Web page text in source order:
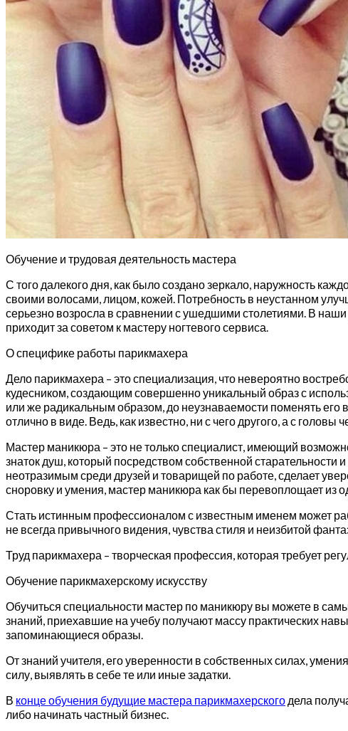
Обучение и трудовая деятельность мастера
С того далекого дня, как было создано зеркало, наружность
своими волосами, лицом, кожей. Потребность в неустанном
серьезно возросла в сравнении с ушедшими столетиями. В
приходит за советом к мастеру ногтевого сервиса.
О специфике работы парикмахера
Дело парикмахера – это специализация, что невероятно
кудесником, создающим совершенно уникальный образ с
или же радикальным образом, до неузнаваемости поменять
отлично в виде. Ведь, как известно, ни с чего другого, а с
Мастер маникюра – это не только специалист, имеющий
знаток душ, который посредством собственной
неотразимым среди друзей и товарищей по работе, сделает
сноровку и умения, мастер маникюра как бы перевоплощает из
Стать истинным профессионалом с известным именем может
не всегда привычного видения, чувства стиля и неизбитой
Труд парикмахера – творческая профессия, которая требует
Обучение парикмахерскому искусству
Обучиться специальности мастер по маникюру вы можете в
знаний, приехавшие на учебу получают массу практических
запоминающиеся образы.
От знаний учителя, его уверенности в собственных силах,
силу, выявлять в себе те или иные задатки.
В конце обучения будущие мастера парикмахерского дела
либо начинать частный бизнес.